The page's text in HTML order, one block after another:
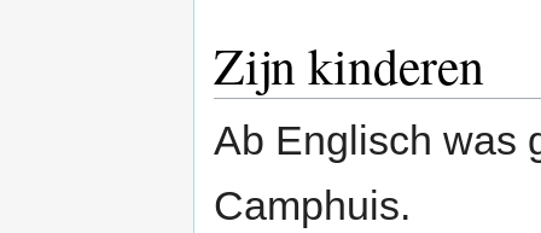
Zijn kinderen
Ab Englisch was
Camphuis.